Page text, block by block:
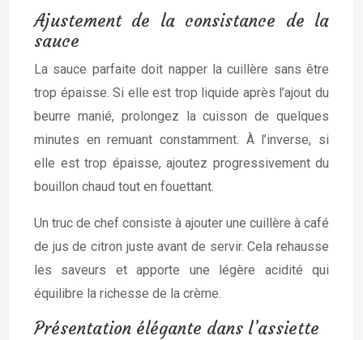
Ajustement de la consistance de la
sauce
La sauce parfaite doit napper la cuillère sans être
trop épaisse. Si elle est trop liquide après l’ajout du
beurre manié, prolongez la cuisson de quelques
minutes en remuant constamment. À l’inverse, si
elle est trop épaisse, ajoutez progressivement du
bouillon chaud tout en fouettant.
Un truc de chef consiste à ajouter une cuillère à café
de jus de citron juste avant de servir. Cela rehausse
les saveurs et apporte une légère acidité qui
équilibre la richesse de la crème.
Présentation élégante dans l’assiette